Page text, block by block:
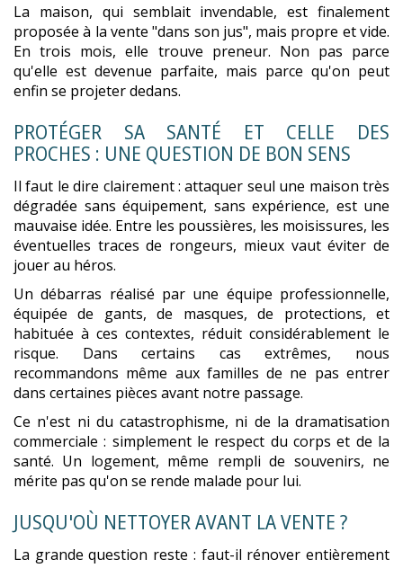
La maison, qui semblait invendable, est finalement
proposée à la vente "dans son jus", mais propre et vide.
En trois mois, elle trouve preneur. Non pas parce
qu'elle est devenue parfaite, mais parce qu'on peut
enfin se projeter dedans.
PROTÉGER SA SANTÉ ET CELLE DES
PROCHES : UNE QUESTION DE BON SENS
Il faut le dire clairement : attaquer seul une maison très
dégradée sans équipement, sans expérience, est une
mauvaise idée. Entre les poussières, les moisissures, les
éventuelles traces de rongeurs, mieux vaut éviter de
jouer au héros.
Un débarras réalisé par une équipe professionnelle,
équipée de gants, de masques, de protections, et
habituée à ces contextes, réduit considérablement le
risque. Dans certains cas extrêmes, nous
recommandons même aux familles de ne pas entrer
dans certaines pièces avant notre passage.
Ce n'est ni du catastrophisme, ni de la dramatisation
commerciale : simplement le respect du corps et de la
santé. Un logement, même rempli de souvenirs, ne
mérite pas qu'on se rende malade pour lui.
JUSQU'OÙ NETTOYER AVANT LA VENTE ?
La grande question reste : faut-il rénover entièrement